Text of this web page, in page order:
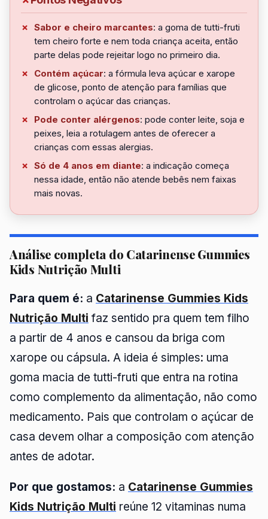
Sabor e cheiro marcantes: a goma de tutti-fruti
tem cheiro forte e nem toda criança aceita, então
parte delas pode rejeitar logo no primeiro dia.
Contém açúcar: a fórmula leva açúcar e xarope
de glicose, ponto de atenção para famílias que
controlam o açúcar das crianças.
Pode conter alérgenos: pode conter leite, soja e
peixes, leia a rotulagem antes de oferecer a
crianças com essas alergias.
Só de 4 anos em diante: a indicação começa
nessa idade, então não atende bebês nem faixas
mais novas.
Análise completa do Catarinense Gummies
Kids Nutrição Multi
Para quem é: a Catarinense Gummies Kids
Nutrição Multi faz sentido pra quem tem filho
a partir de 4 anos e cansou da briga com
xarope ou cápsula. A ideia é simples: uma
goma macia de tutti-fruti que entra na rotina
como complemento da alimentação, não como
medicamento. Pais que controlam o açúcar de
casa devem olhar a composição com atenção
antes de adotar.
Por que gostamos: a Catarinense Gummies
Kids Nutrição Multi reúne 12 vitaminas numa